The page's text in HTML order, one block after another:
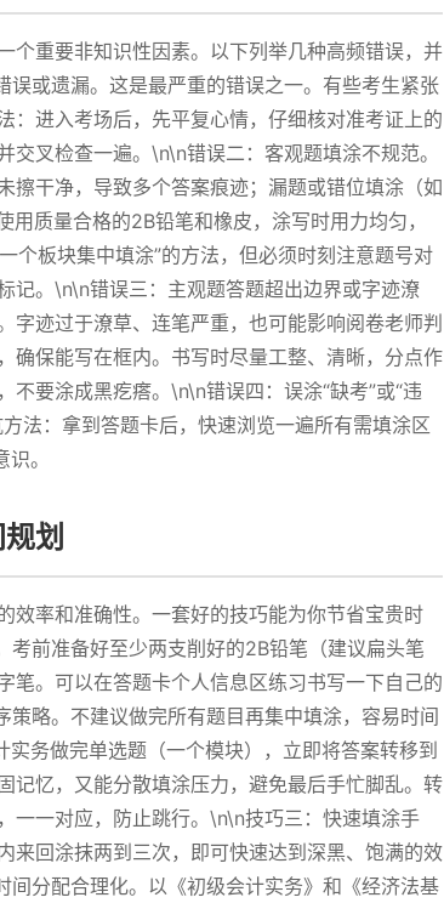
个重要非知识性因素。以下列举几种高频错误，并
或遗漏。这是最严重的错误之一。有些考生紧张
：进入考场后，先平复心情，仔细核对准考证上的
叉检查一遍。\n\n错误二：客观题填涂不规范。
擦干净，导致多个答案痕迹；漏题或错位填涂（如
质量合格的2B铅笔和橡皮，涂写时用力均匀，
个板块集中填涂”的方法，但必须时刻注意题号对
记。\n\n错误三：主观题答题超出边界或字迹潦
迹过于潦草、连笔严重，也可能影响阅卷老师判
确保能写在框内。书写时尽量工整、清晰，分点作
要涂成黑疙瘩。\n\n错误四：误涂“缺考”或“违
法：拿到答题卡后，快速浏览一遍所有需填涂区
。
划
效率和准确性。一套好的技巧能为你节省宝贵时
前准备好至少两支削好的2B铅笔（建议扁头笔
笔。可以在答题卡个人信息区练习书写一下自己的
略。不建议做完所有题目再集中填涂，容易时间
务做完单选题（一个模块），立即将答案转移到
记忆，又能分散填涂压力，避免最后手忙脚乱。转
一一对应，防止跳行。\n\n技巧三：快速填涂手
来回涂抹两到三次，即可快速达到深黑、饱满的效
分配合理化。以《初级会计实务》和《经济法基